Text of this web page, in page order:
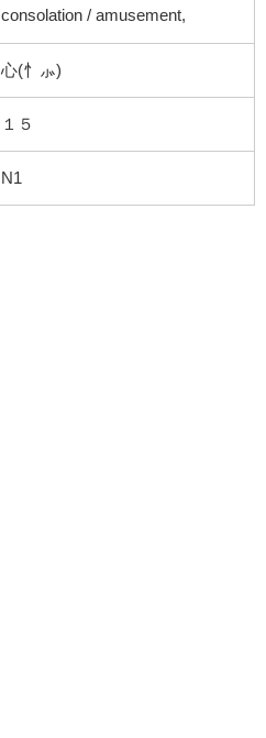
consolation / amusement,
心(忄⺗)
１５
N1